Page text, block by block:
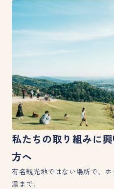
私たちの取り組みに
方へ
有名観光地ではない場所で、
湯まで、